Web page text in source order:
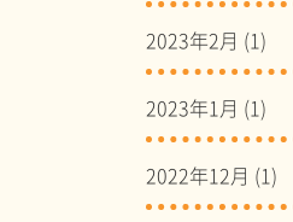
2023年2月 (1)
2023年1月 (1)
2022年12月 (1)